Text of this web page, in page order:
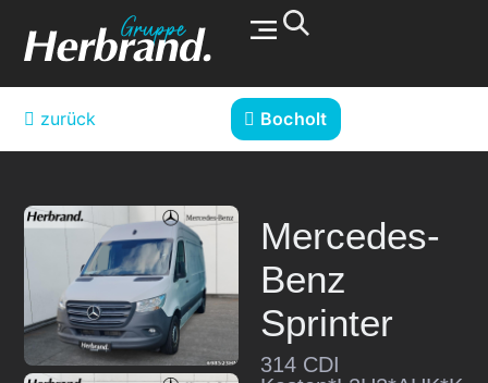
zurück Bocholt
Mercedes-
Benz
Sprinter
314 CDI